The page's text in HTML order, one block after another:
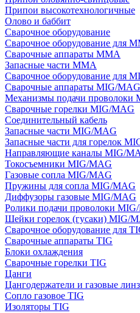
Припои высокотехнологичные
Олово и баббит
Сварочное оборудование
Сварочное оборудование для
Сварочные аппараты MMA
Запасные части MMA
Сварочное оборудование для
Сварочные аппараты MIG/MAG
Механизмы подачи проволоки
Сварочные горелки MIG/MAG
Соединительный кабель
Запасные части MIG/MAG
Запасные части для горелок
Направляющие каналы MIG/
Токосъемники MIG/MAG
Газовые сопла MIG/MAG
Пружины для сопла MIG/MAG
Диффузоры газовые MIG/MAG
Ролики подачи проволоки
Шейки горелок (гусаки) MIG/
Сварочное оборудование для
Сварочные аппараты TIG
Блоки охлаждения
Сварочные горелки TIG
Цанги
Цангодержатели и газовые
Сопло газовое TIG
Изоляторы TIG